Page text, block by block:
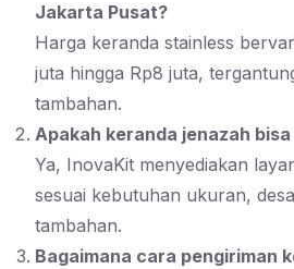
Jakarta Pusat?
Harga keranda stainless
juta hingga Rp8 juta,
tambahan.
Apakah keranda jenazah
Ya, InovaKit menyediakan
sesuai kebutuhan ukuran,
tambahan.
Bagaimana cara pengiriman